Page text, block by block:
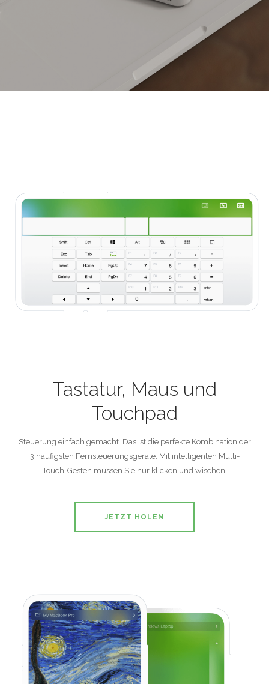
Tastatur, Maus und
Touchpad
Steuerung einfach gemacht. Das ist die perfekte Kombination der
3 häufigsten Fernsteuerungsgeräte. Mit intelligenten Multi-
Touch-Gesten müssen Sie nur klicken und wischen.
JETZT HOLEN